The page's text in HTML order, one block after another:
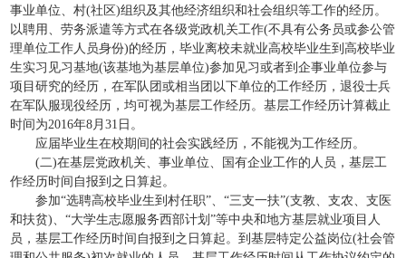
事业单位、村(社区)组织及其他经济组织和社会组织等工作的经历。
以聘用、劳务派遣等方式在各级党政机关工作(不具有公务员或参公管
理单位工作人员身份)的经历，毕业离校未就业高校毕业生到高校毕业
生实习见习基地(该基地为基层单位)参加见习或者到企事业单位参与
项目研究的经历，在军队团或相当团以下单位的工作经历，退役士兵
在军队服现役经历，均可视为基层工作经历。基层工作经历计算截止
时间为2016年8月31日。
应届毕业生在校期间的社会实践经历，不能视为工作经历。
(二)在基层党政机关、事业单位、国有企业工作的人员，基层工
作经历时间自报到之日算起。
参加“选聘高校毕业生到村任职”、“三支一扶”(支教、支农、支医
和扶贫)、“大学生志愿服务西部计划”等中央和地方基层就业项目人
员，基层工作经历时间自报到之日算起。到基层特定公益岗位(社会管